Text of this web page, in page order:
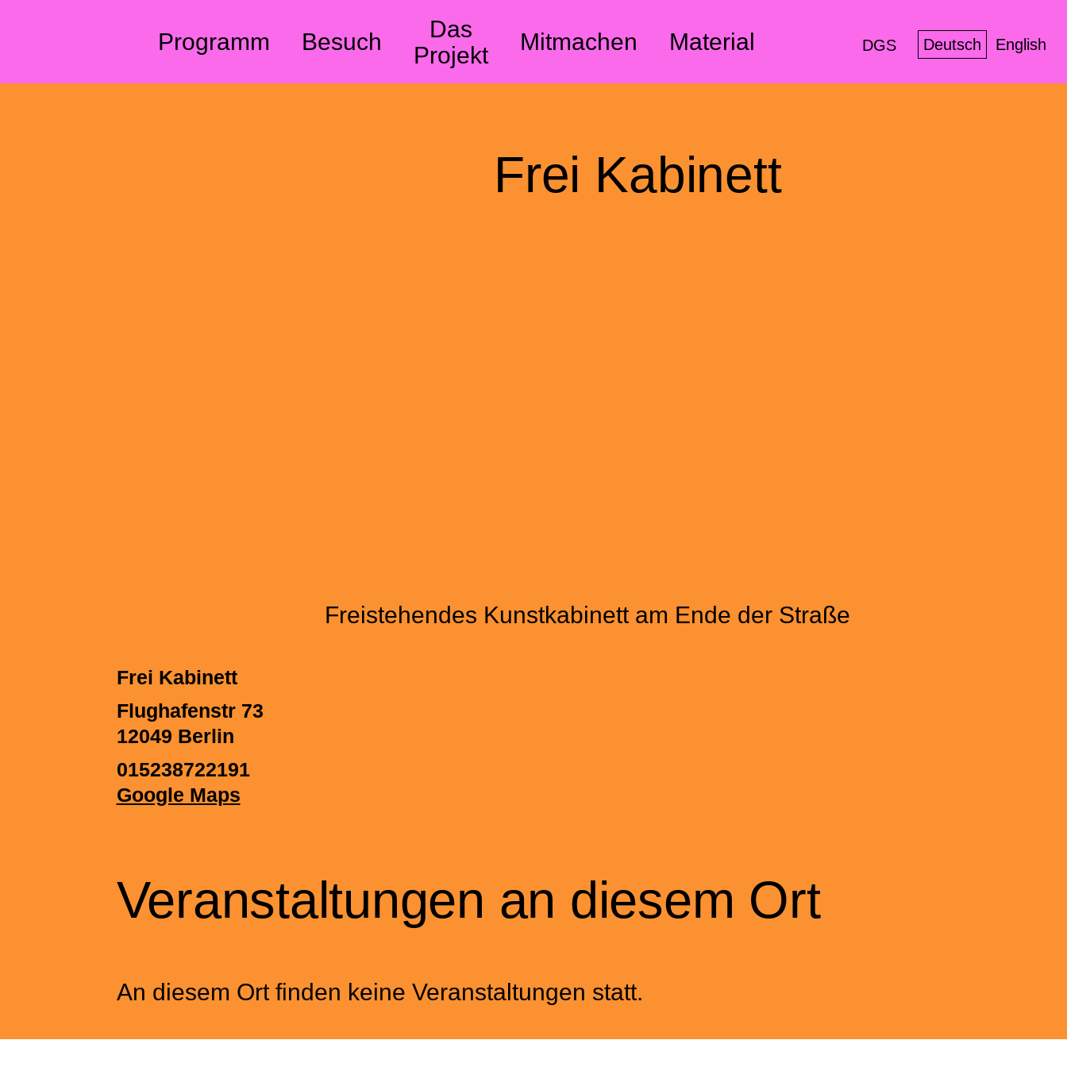
Programm
Besuch
Das
Projekt
Mitmachen Material DGS Deutsch English
Frei Kabinett
Frei Kabinett
Flughafenstr 73
12049 Berlin
015238722191
Google Maps
Freistehendes Kunstkabinett am Ende der Straße
Veranstaltungen an diesem Ort
An diesem Ort finden keine Veranstaltungen statt.